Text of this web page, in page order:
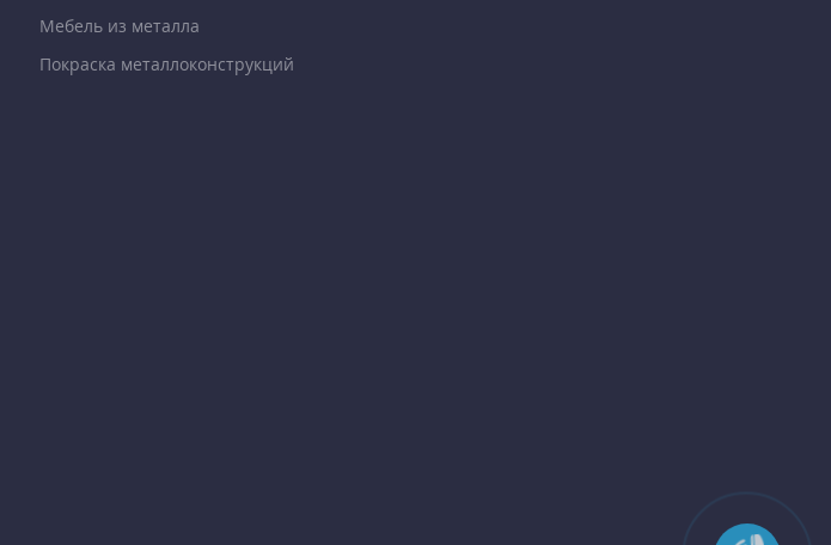
Мебель из металла
Покраска металлоконструкций